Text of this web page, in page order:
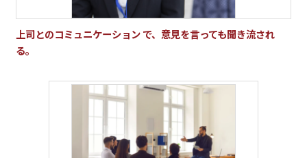
上司とのコミュニケーション で、意見を言っても聞き流され
る。